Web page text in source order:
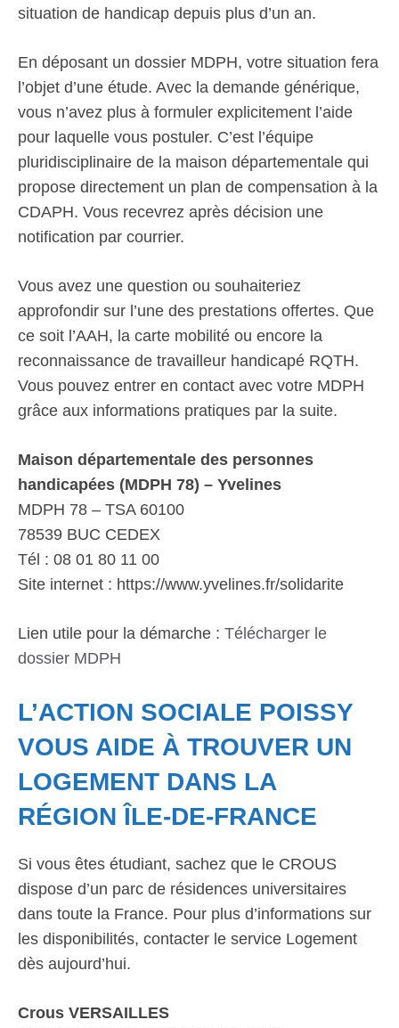
situation de handicap depuis plus d’un an.
En déposant un dossier MDPH, votre situation fera
l’objet d’une étude. Avec la demande générique,
vous n’avez plus à formuler explicitement l’aide
pour laquelle vous postuler. C’est l’équipe
pluridisciplinaire de la maison départementale qui
propose directement un plan de compensation à la
CDAPH. Vous recevrez après décision une
notification par courrier.
Vous avez une question ou souhaiteriez
approfondir sur l’une des prestations offertes. Que
ce soit l’AAH, la carte mobilité ou encore la
reconnaissance de travailleur handicapé RQTH.
Vous pouvez entrer en contact avec votre MDPH
grâce aux informations pratiques par la suite.
Maison départementale des personnes
handicapées (MDPH 78) – Yvelines
MDPH 78 – TSA 60100
78539 BUC CEDEX
Tél : 08 01 80 11 00
Site internet : https://www.yvelines.fr/solidarite
Lien utile pour la démarche : Télécharger le
dossier MDPH
L’ACTION SOCIALE POISSY
VOUS AIDE À TROUVER UN
LOGEMENT DANS LA
RÉGION ÎLE-DE-FRANCE
Si vous êtes étudiant, sachez que le CROUS
dispose d’un parc de résidences universitaires
dans toute la France. Pour plus d’informations sur
les disponibilités, contacter le service Logement
dès aujourd’hui.
Crous VERSAILLES